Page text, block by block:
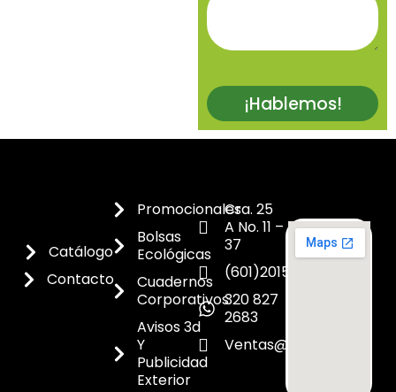
¡Hablemos!
Catálogo
Contacto
Promocionales
Bolsas
Ecológicas
Cuadernos
Corporativos
Avisos 3d
Y
Publicidad
Exterior
Cra. 25
A No. 11 –
37
(601)2015300
320 827
2683
Ventas@dicoes.co